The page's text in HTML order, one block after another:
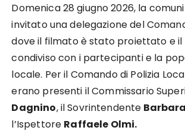
Domenica 28 giugno 2026, la
invitato una delegazione del
dove il filmato è stato proiettato e
condiviso con i partecipanti e la
locale. Per il Comando di Polizia
erano presenti il Commissario
Dagnino, il Sovrintendente
l’Ispettore Raffaele Olmi.